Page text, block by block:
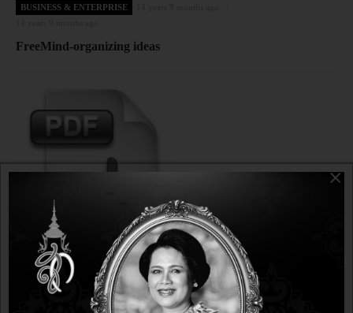
BUSINESS & ENTERPRISE
FreeMind-organizing ideas
BUSINESS & ENTERPRISE
14 years 9 months ago
14 years 9 months ago
PDFCreator-print to PDF
×